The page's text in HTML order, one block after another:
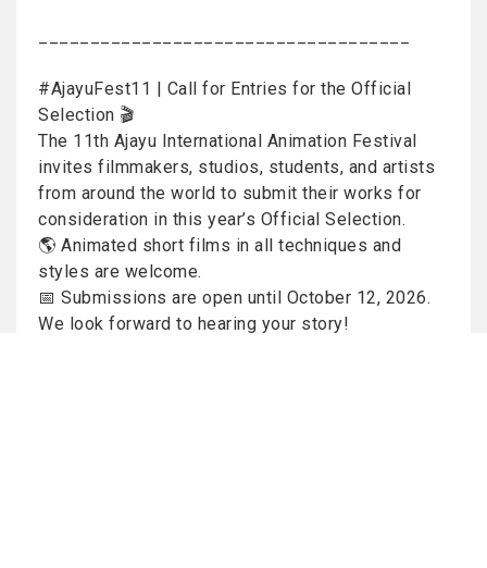
#AjayuFest11 | Call for Entries for the Official
Selection 🎬
The 11th Ajayu International Animation Festival
invites filmmakers, studios, students, and artists
from around the world to submit their works for
consideration in this year’s Official Selection.
🌎 Animated short films in all techniques and
styles are welcome.
📅 Submissions are open until October 12, 2026.
We look forward to hearing your story!